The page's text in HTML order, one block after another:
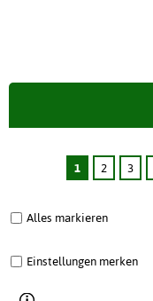
1 2 3
Alles markieren
Einstellungen merken